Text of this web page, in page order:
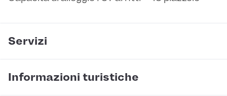
Servizi
Informazioni turistiche